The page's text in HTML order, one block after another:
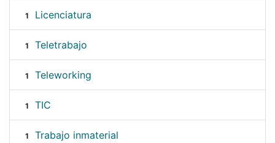
1 Licenciatura
1 Teletrabajo
1 Teleworking
1 TIC
1 Trabajo inmaterial